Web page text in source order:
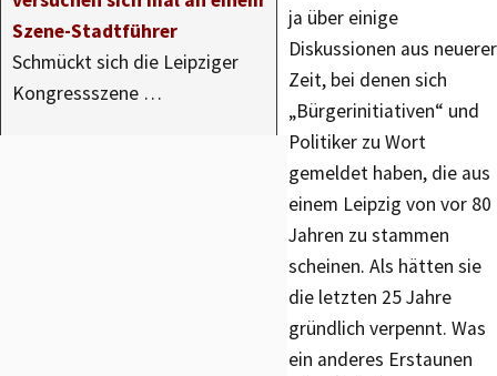
Szene-Stadtführer
Schmückt sich die Leipziger
Kongressszene …
ja über einige
Diskussionen aus neuerer
Zeit, bei denen sich
„Bürgerinitiativen“ und
Politiker zu Wort
gemeldet haben, die aus
einem Leipzig von vor 80
Jahren zu stammen
scheinen. Als hätten sie
die letzten 25 Jahre
gründlich verpennt. Was
ein anderes Erstaunen